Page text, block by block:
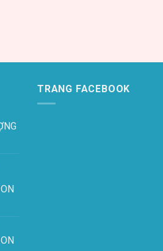
TRANG FACEBOOK